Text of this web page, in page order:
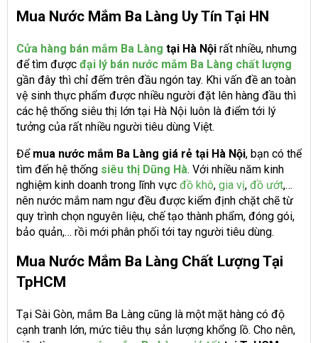
Mua Nước Mắm Ba Làng Uy Tín Tại HN
Cửa hàng bán mắm Ba Làng tại Hà Nội rất nhiều, nhưng
để tìm được đại lý bán nước mắm Ba Làng chất lượng
gần đây thì chỉ đếm trên đầu ngón tay. Khi vấn đề an toàn
vệ sinh thực phẩm được nhiều người đặt lên hàng đầu thì
các hệ thống siêu thị lớn tại Hà Nội luôn là điểm tới lý
tưởng của rất nhiều người tiêu dùng Việt.
Để mua nước mắm Ba Làng giá rẻ tại Hà Nội, bạn có thể
tìm đến hệ thống siêu thị Dũng Hà. Với nhiều năm kinh
nghiệm kinh doanh trong lĩnh vực đồ khô, gia vị, đồ ướt,…
nên nước mắm nam ngư đều được kiểm định chặt chẽ từ
quy trình chọn nguyên liệu, chế tạo thành phẩm, đóng gói,
bảo quản,… rồi mới phân phối tới tay người tiêu dùng.
Mua Nước Mắm Ba Làng Chất Lượng Tại
TpHCM
Tại Sài Gòn, mắm Ba Làng cũng là một mặt hàng có độ
cạnh tranh lớn, mức tiêu thụ sản lượng khổng lồ. Cho nên,